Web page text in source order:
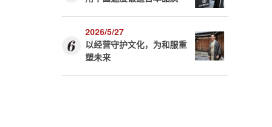
2026/5/27
以经营守护文化，为和服重
塑未来